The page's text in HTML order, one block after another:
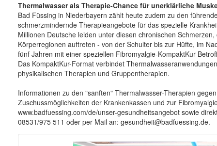
Thermalwasser als Therapie-Chance für unerklärliche
Bad Füssing in Niederbayern zählt heute zudem zu den
schmerzmindernde Therapieangebote für das spezielle
Millionen Deutsche leiden unter diesen chronischen
Körperregionen auftreten - von der Schulter bis zur Hüfte, im
fünf Jahren mit einer speziellen Fibromyalgie-KompaktKur
Das KompaktKur-Format verbindet
physikalischen Therapien und Gruppentherapien.
Informationen zu den "sanften" Thermalwasser-Therapien
Zuschussmöglichkeiten der Krankenkassen und zur
www.badfuessing.com/de/unser-gesundheitsangebot sowie
08531/975 511 oder per Mail an: gesundheit@badfuessing.de.